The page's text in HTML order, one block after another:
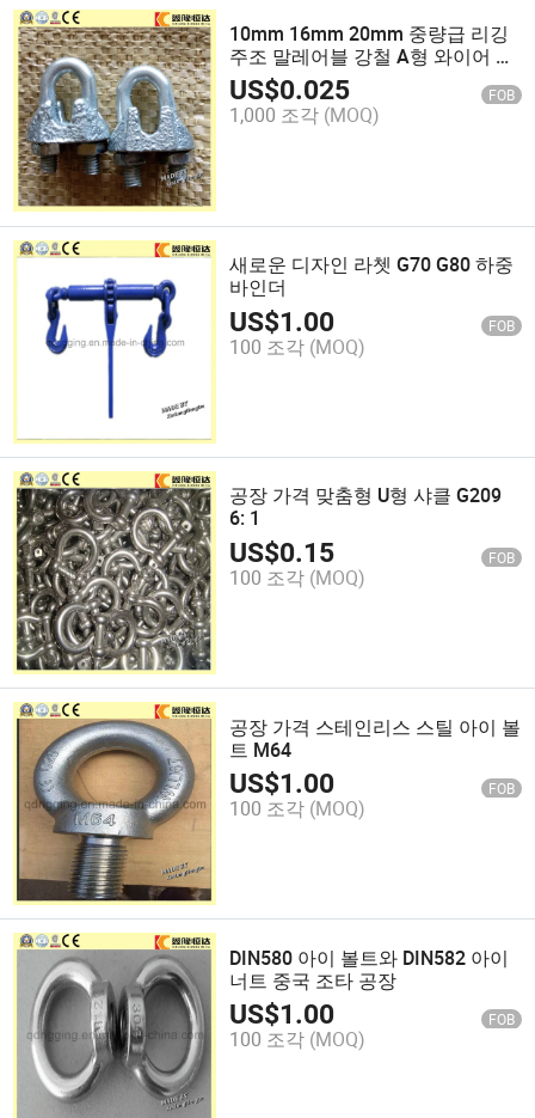
10mm 16mm 20mm 중량급 리깅
주조 말레어블 강철 A형 와이어 로
프 클립
US$0.025 FOB
1,000 조각 (MOQ)
새로운 디자인 라쳇 G70 G80 하중
바인더
US$1.00 FOB
100 조각 (MOQ)
공장 가격 맞춤형 U형 샤클 G209
6: 1
US$0.15 FOB
100 조각 (MOQ)
공장 가격 스테인리스 스틸 아이 볼
트 M64
US$1.00 FOB
100 조각 (MOQ)
DIN580 아이 볼트와 DIN582 아이
너트 중국 조타 공장
US$1.00 FOB
100 조각 (MOQ)